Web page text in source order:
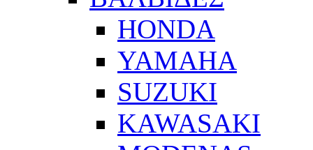
HONDA
YAMAHA
SUZUKI
KAWASAKI